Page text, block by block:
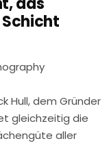
Hull, dem Gründer
gleichzeitig die
aller